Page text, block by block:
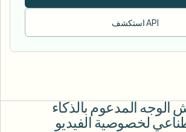
استكشف API
الوجه المدعوم بالذكاء
لخصوصية الفيديو